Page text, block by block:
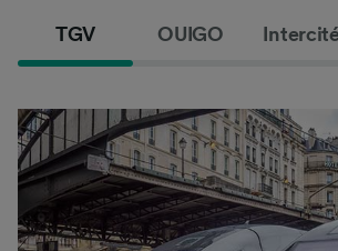
TGV OUIGO